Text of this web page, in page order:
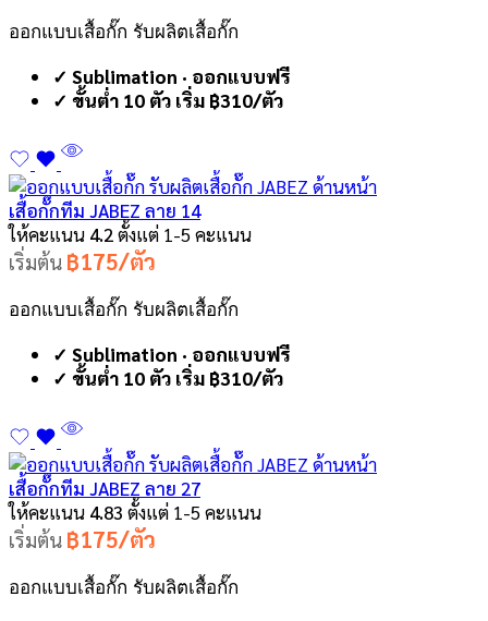
ออกแบบเสื้อกั๊ก รับผลิตเสื้อกั๊ก
✓ Sublimation · ออกแบบฟรี
✓ ขั้นต่ำ 10 ตัว เริ่ม ฿310/ตัว
เสื้อกั๊กทีม JABEZ ลาย 14
ให้คะแนน 4.2ตั้งแต่ 1-5 คะแนน
เริ่มต้น ฿175/ตัว
ออกแบบเสื้อกั๊ก รับผลิตเสื้อกั๊ก
✓ Sublimation · ออกแบบฟรี
✓ ขั้นต่ำ 10 ตัว เริ่ม ฿310/ตัว
เสื้อกั๊กทีม JABEZ ลาย 27
ให้คะแนน 4.83 ตั้งแต่ 1-5 คะแนน
เริ่มต้น ฿175/ตัว
ออกแบบเสื้อกั๊ก รับผลิตเสื้อกั๊ก